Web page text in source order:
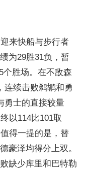
来快船与步行者
为29胜31负，暂
个胜场。在不敌森
连续击败鹈鹕和勇
勇士的直接较量
以114比101取
得一提的是，替
豪泽均得分上双。
缺少库里和巴特勒